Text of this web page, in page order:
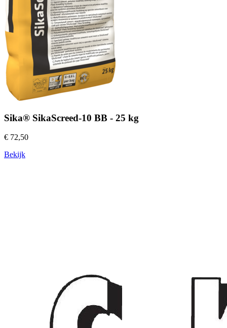
Sika® SikaScreed-10 BB - 25 kg
€ 72,50
Bekijk